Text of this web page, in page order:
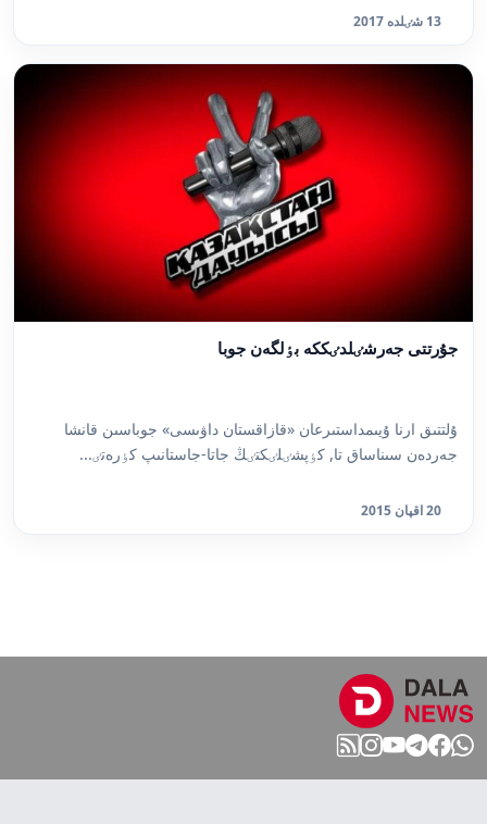
13 شٸلدە 2017
جۇرتتى جەرشٸلدٸككە بٶلگەن جوبا
ۇلتتىق ارنا ۇيىمداستىرعان «قازاقستان داۋىسى» جوباسىن قانشا
جەردەن سىناساق تا, كٶپشٸلٸكتٸڭ جاتا-جاستانىپ كٶرەتٸ...
20 اقپان 2015